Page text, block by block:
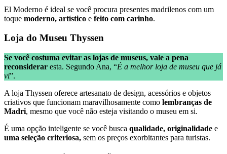
El Moderno é ideal se você procura presentes madrilenos com um
toque moderno, artístico e feito com carinho.
Loja do Museu Thyssen
Se você costuma evitar as lojas de museus, vale a pena
reconsiderar esta. Segundo Ana, “É a melhor loja de museu que já
vi”.
A loja Thyssen oferece artesanato de design, acessórios e objetos
criativos que funcionam maravilhosamente como lembranças de
Madri, mesmo que você não esteja visitando o museu em si.
É uma opção inteligente se você busca qualidade, originalidade e
uma seleção criteriosa, sem os preços exorbitantes para turistas.